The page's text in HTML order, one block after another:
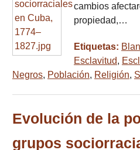
cambios
propiedad,…
Etiquetas:
Esclavitud,
Negros, Población, Religión,
Evolución de la
grupos